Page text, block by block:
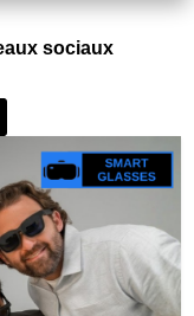
sociaux